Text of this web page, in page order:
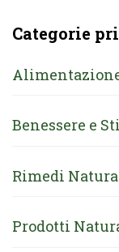
Categorie
Benessere e
Rimedi
Prodotti